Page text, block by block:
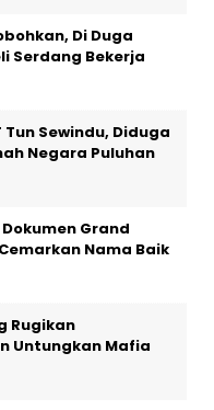
Di Duga
Serdang Bekerja
Sewindu, Diduga
Negara Puluhan
Dokumen Grand
Nama Baik
Rugikan
Untungkan Mafia